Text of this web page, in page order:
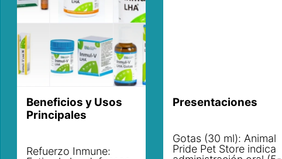
Beneficios y Usos
Principales
Refuerzo Inmune:
Presentaciones
Gotas (30 ml): Animal
Pride Pet Store indica